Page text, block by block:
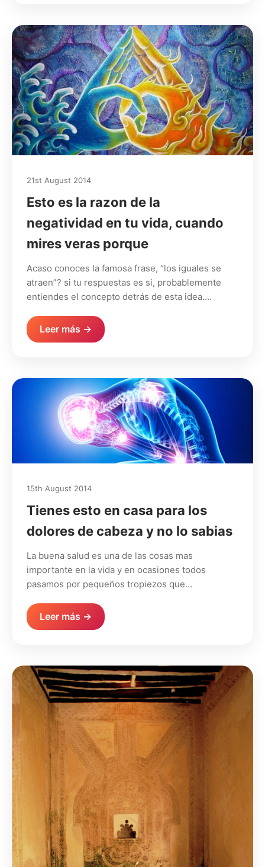
21st August 2014
Esto es la razon de la
negatividad en tu vida, cuando
mires veras porque
Acaso conoces la famosa frase, “los iguales se
atraen”? si tu respuestas es si, probablemente
entiendes el concepto detrás de esta idea.…
Leer más →
15th August 2014
Tienes esto en casa para los
dolores de cabeza y no lo sabias
La buena salud es una de las cosas mas
importante en la vida y en ocasiones todos
pasamos por pequeños tropiezos que…
Leer más →